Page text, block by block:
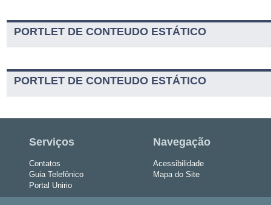
PORTLET DE CONTEUDO ESTÁTICO
PORTLET DE CONTEUDO ESTÁTICO
Serviços
Contatos
Guia Telefônico
Portal Unirio
Navegação
Acessibilidade
Mapa do Site